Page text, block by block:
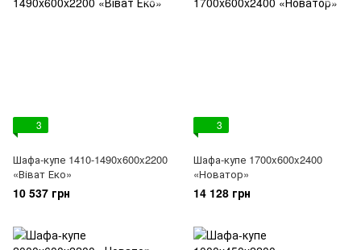
3
Шафа-купе 1410-1490x600x2200
«Віват Еко»
10 537 грн
3
Шафа-купе 1700x600x2400
«Новатор»
14 128 грн